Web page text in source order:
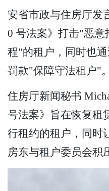
安省市政与住房厅发
0 号法案》打击"恶
程"的租户，同时也
罚款"保障守法租户"。
住房厅新闻秘书
号法案》旨在恢复租
行租约的租户，同时
房东与租户委员会积